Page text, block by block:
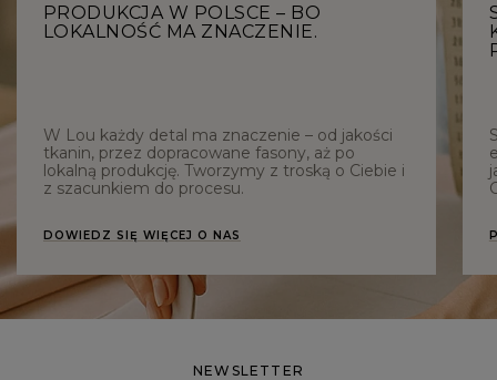
PRODUKCJA W POLSCE – BO
LOKALNOŚĆ MA ZNACZENIE.
W Lou każdy detal ma znaczenie – od jakości
tkanin, przez dopracowane fasony, aż po
lokalną produkcję. Tworzymy z troską o Ciebie i
z szacunkiem do procesu.
DOWIEDZ SIĘ WIĘCEJ O NAS
NEWSLETTER